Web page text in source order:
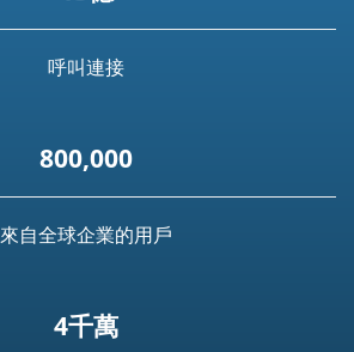
呼叫連接
800,000
來自全球企業的用戶
4千萬